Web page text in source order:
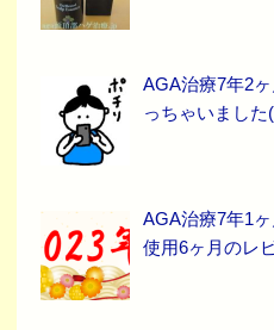
AGA治療7年2
っちゃいまし
AGA治療7年1
使用6ヶ月のレ